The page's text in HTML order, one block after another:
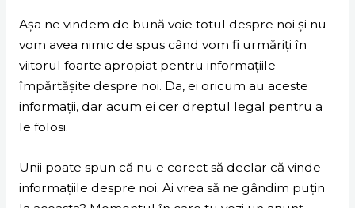
Așa ne vindem de bună voie totul despre noi și nu
vom avea nimic de spus când vom fi urmăriți în
viitorul foarte apropiat pentru informațiile
împărtășite despre noi. Da, ei oricum au aceste
informații, dar acum ei cer dreptul legal pentru a
le folosi.
Unii poate spun că nu e corect să declar că vinde
informațiile despre noi. Ai vrea să ne gândim puțin